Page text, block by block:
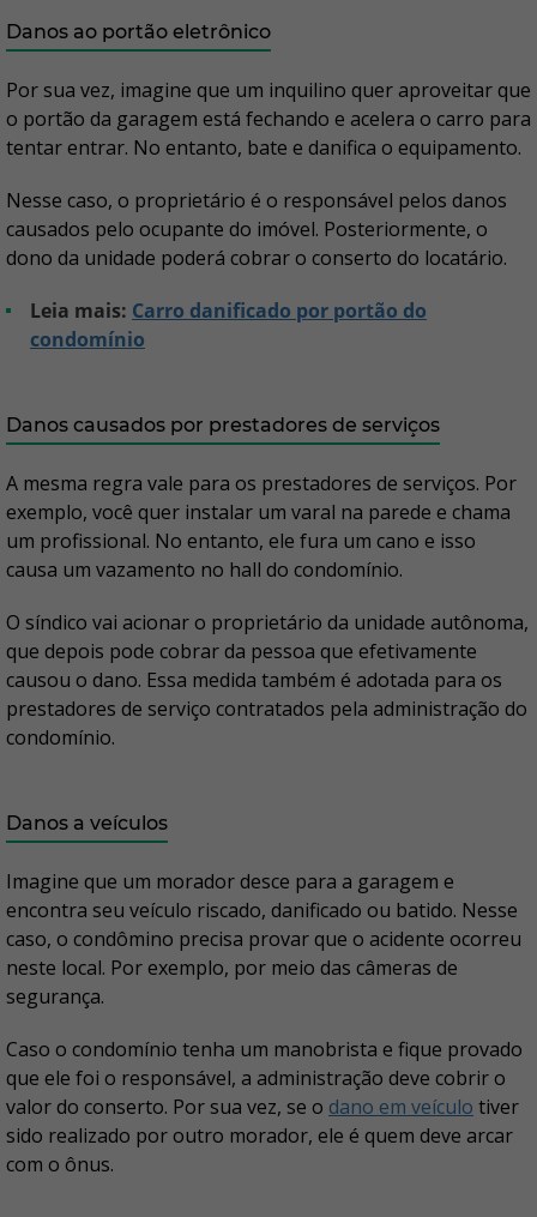
Danos ao portão eletrônico
Por sua vez, imagine que um inquilino quer aproveitar que
o portão da garagem está fechando e acelera o carro para
tentar entrar. No entanto, bate e danifica o equipamento.
Nesse caso, o proprietário é o responsável pelos danos
causados pelo ocupante do imóvel. Posteriormente, o
dono da unidade poderá cobrar o conserto do locatário.
Leia mais: Carro danificado por portão do
condomínio
Danos causados por prestadores de serviços
A mesma regra vale para os prestadores de serviços. Por
exemplo, você quer instalar um varal na parede e chama
um profissional. No entanto, ele fura um cano e isso
causa um vazamento no hall do condomínio.
O síndico vai acionar o proprietário da unidade autônoma,
que depois pode cobrar da pessoa que efetivamente
causou o dano. Essa medida também é adotada para os
prestadores de serviço contratados pela administração do
condomínio.
Danos a veículos
Imagine que um morador desce para a garagem e
encontra seu veículo riscado, danificado ou batido. Nesse
caso, o condômino precisa provar que o acidente ocorreu
neste local. Por exemplo, por meio das câmeras de
segurança.
Caso o condomínio tenha um manobrista e fique provado
que ele foi o responsável, a administração deve cobrir o
valor do conserto. Por sua vez, se o dano em veículo tiver
sido realizado por outro morador, ele é quem deve arcar
com o ônus.